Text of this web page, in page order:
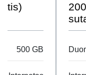
200 GB
Duomenys